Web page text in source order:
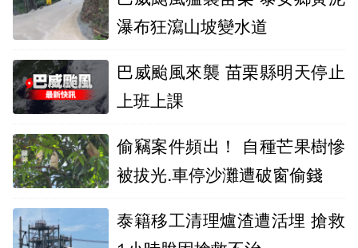
瀑布狂瀉山坡變水道
巴威颱風來襲 苗栗縣明天停止
上班上課
偷竊案件頻出！ 自種芒果樹慘
被拔光.車停沙灘遭破窗偷錢
泰籍移工清理爐渣遭活埋 搶救